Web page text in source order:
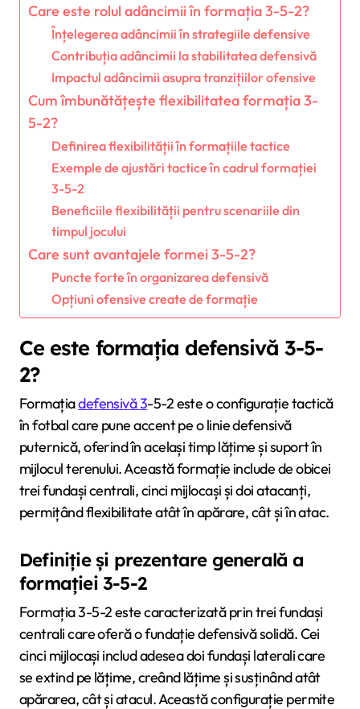
Care este rolul adâncimii în formația 3-5-2?
Înțelegerea adâncimii în strategiile defensive
Contribuția adâncimii la stabilitatea defensivă
Impactul adâncimii asupra tranzițiilor ofensive
Cum îmbunătățește flexibilitatea formația 3-
5-2?
Definirea flexibilității în formațiile tactice
Exemple de ajustări tactice în cadrul formației
3-5-2
Beneficiile flexibilității pentru scenariile din
timpul jocului
Care sunt avantajele formei 3-5-2?
Puncte forte în organizarea defensivă
Opțiuni ofensive create de formație
Ce este formația defensivă 3-5-
2?
Formațiadefensivă 3-5-2 este o configurație tactică
în fotbal care pune accent pe o linie defensivă
puternică, oferind în același timp lățime și suport în
mijlocul terenului. Această formație include de obicei
trei fundași centrali, cinci mijlocași și doi atacanți,
permițând flexibilitate atât în apărare, cât și în atac.
Definiție și prezentare generală a
formației 3-5-2
Formația 3-5-2 este caracterizată prin trei fundași
centrali care oferă o fundație defensivă solidă. Cei
cinci mijlocași includ adesea doi fundași laterali care
se extind pe lățime, creând lățime și susținând atât
apărarea, cât și atacul. Această configurație permite